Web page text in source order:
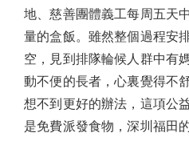
地、慈善團體義工每周五天
量的盒飯。雖然整個過程安
空，見到排隊輪候人群中有
動不便的長者，心裏覺得不
想不到更好的辦法，這項公
是免費派發食物，深圳福田